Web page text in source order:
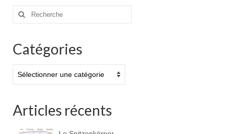
Rechercher
Catégories
Articles récents